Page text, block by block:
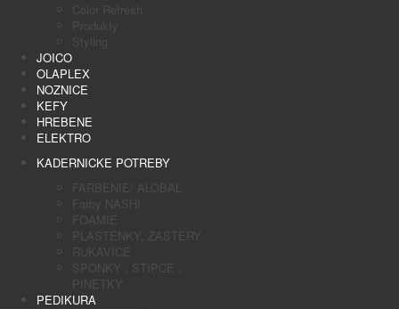
Color Refresh
Produkty
Styling
JOICO
OLAPLEX
NOZNICE
KEFY
HREBENE
ELEKTRO
KADERNICKE POTREBY
FARBENIE/ ALOBAL
Farby NASHI
FOAMIE
PLASTENKY, ZASTERY
RUKAVICE
SPONKY , STIPCE ,
PINETKY
PEDIKURA